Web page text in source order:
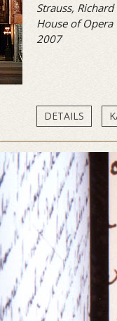
Strauss, Richard
House of Opera
2007
DETAILS